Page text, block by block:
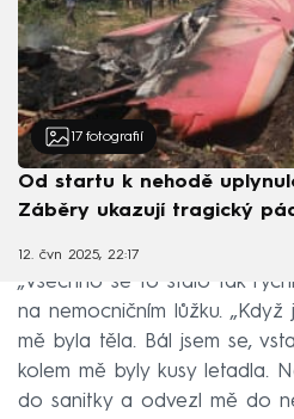
17 fotografií
Od startu k nehodě
Záběry ukazují tragický
12. čvn 2025, 22:17
„Všechno se to stalo tak
na nemocničním lůžku. „Když
mě byla těla. Bál jsem se,
kolem mě byly kusy letadla.
do sanitky a odvezl mě do